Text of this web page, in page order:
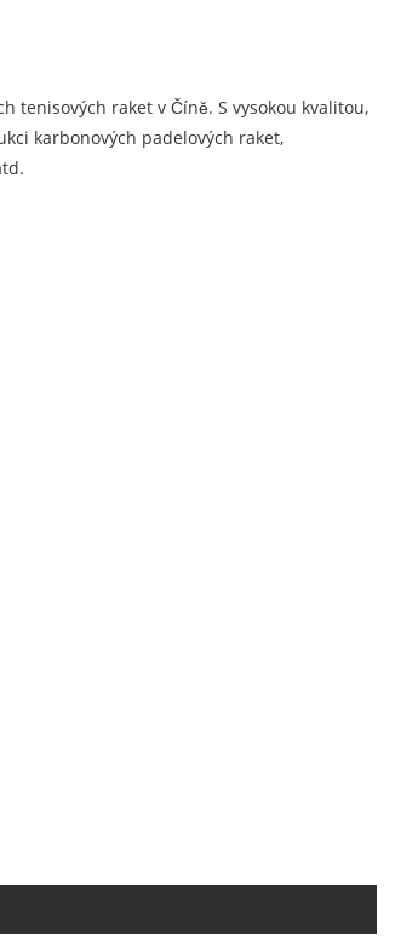
tenisových raket v Číně. S vysokou kvalitou,
karbonových padelových raket,